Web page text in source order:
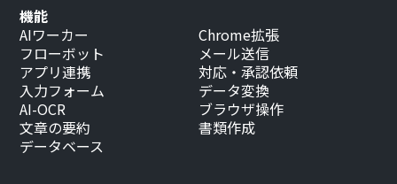
機能
AIワーカー
フローボット
アプリ連携
入力フォーム
AI-OCR
文章の要約
データベース
Chrome拡張
メール送信
対応・承認依頼
データ変換
ブラウザ操作
書類作成